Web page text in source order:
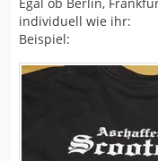
individuell wie ihr:
Beispiel: